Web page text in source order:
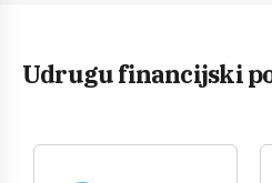
Udrugu financijski